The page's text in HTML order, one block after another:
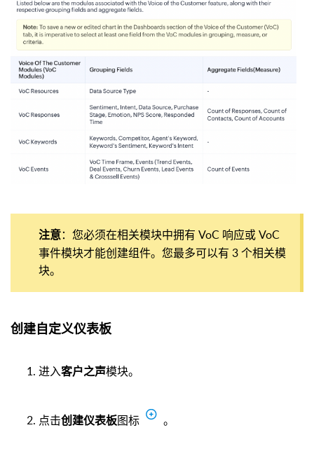
注意：您必须在相关模块中拥有 VoC 响应或 VoC
事件模块才能创建组件。您最多可以有 3 个相关模
块。
创建自定义仪表板
进入客户之声模块。
点击创建仪表板图标 。